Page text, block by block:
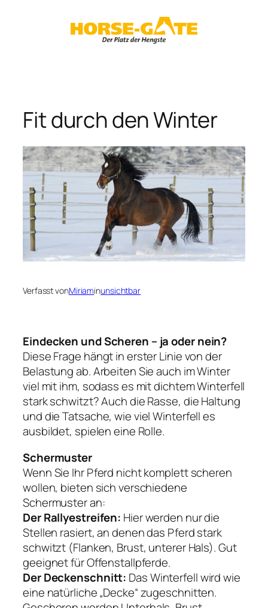
Fit durch den Winter
Verfasst vonMiriaminunsichtbar
Eindecken und Scheren – ja oder nein?
Diese Frage hängt in erster Linie von der
Belastung ab. Arbeiten Sie auch im Winter
viel mit ihm, sodass es mit dichtem Winterfell
stark schwitzt? Auch die Rasse, die Haltung
und die Tatsache, wie viel Winterfell es
ausbildet, spielen eine Rolle.
Schermuster
Wenn Sie Ihr Pferd nicht komplett scheren
wollen, bieten sich verschiedene
Schermuster an:
Der Rallyestreifen: Hier werden nur die
Stellen rasiert, an denen das Pferd stark
schwitzt (Flanken, Brust, unterer Hals). Gut
geeignet für Offenstallpferde.
Der Deckenschnitt: Das Winterfell wird wie
eine natürliche „Decke“ zugeschnitten.